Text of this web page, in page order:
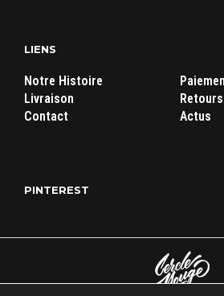
LIENS
Notre Histoire
Livraison
Contact
Retours
Actus
PINTEREST